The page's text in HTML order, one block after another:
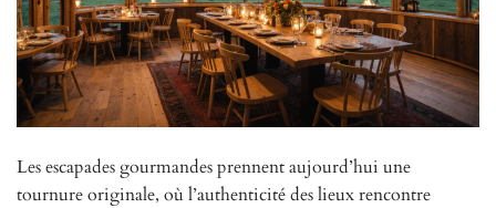
Les escapades gourmandes prennent aujourd’hui une
tournure originale, où l’authenticité des lieux rencontre